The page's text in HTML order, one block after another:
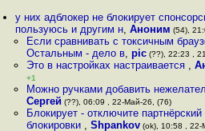
у них адблокер не блокирует
пользуюсь и другим н,Аноним (54),
Если сравнивать с токсичным
Остальным - дело в, pic(??), 22:23 ,
Это в настройках настраивается ,
+1
Можно ручками добавить
Сергей (??), 06:09 , 22-Май-26, (76)
Блокирует - отключите партнёрский
блокировки , Shpankov(ok), 10:58 , 22-